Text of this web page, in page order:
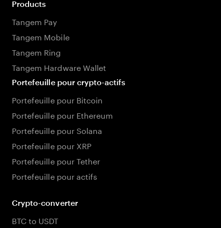
Products
Tangem Pay
Tangem Mobile
Tangem Ring
Tangem Hardware Wallet
Portefeuille pour crypto-actifs
Portefeuille pour Bitcoin
Portefeuille pour Ethereum
Portefeuille pour Solana
Portefeuille pour XRP
Portefeuille pour Tether
Portefeuille pour actifs
Crypto-converter
BTC to USDT